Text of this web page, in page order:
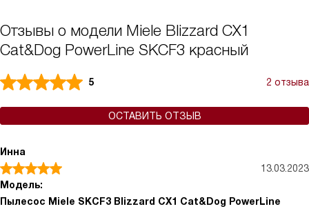
Отзывы о модели Miele Blizzard CX1
Cat&Dog PowerLine SKCF3 красный
5 2 отзыва
ОСТАВИТЬ ОТЗЫВ
Инна
13.03.2023
Модель:
Пылесос Miele SKCF3 Blizzard CX1 Cat&Dog PowerLine